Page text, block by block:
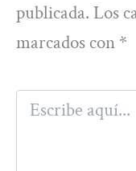
publicada. Los
marcados con *
aquí...